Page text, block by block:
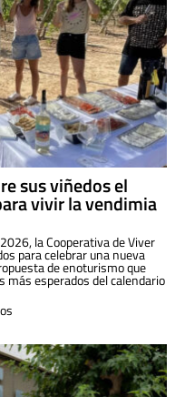
sus viñedos el
vivir la vendimia
la Cooperativa de Viver
para celebrar una nueva
de enoturismo que
más esperados del calendario